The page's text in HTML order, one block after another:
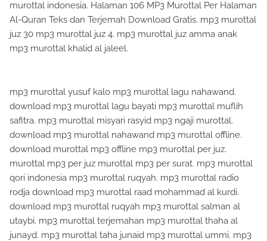
murottal indonesia. Halaman 106 MP3 Murottal Per Halaman
Al-Quran Teks dan Terjemah Download Gratis. mp3 murottal
juz 30 mp3 murottal juz 4. mp3 murottal juz amma anak
mp3 murottal khalid al jaleel.
mp3 murottal yusuf kalo mp3 murottal lagu nahawand.
download mp3 murottal lagu bayati mp3 murottal muflih
safitra. mp3 murottal misyari rasyid mp3 ngaji murottal.
download mp3 murottal nahawand mp3 murottal offline.
download murottal mp3 offline mp3 murottal per juz.
murottal mp3 per juz murottal mp3 per surat. mp3 murottal
qori indonesia mp3 murottal ruqyah. mp3 murottal radio
rodja download mp3 murottal raad mohammad al kurdi.
download mp3 murottal ruqyah mp3 murottal salman al
utaybi. mp3 murottal terjemahan mp3 murottal thaha al
junayd. mp3 murottal taha junaid mp3 murottal ummi. mp3